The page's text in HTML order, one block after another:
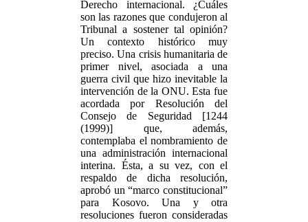
Derecho internacional. ¿Cuáles
son las razones que condujeron al
Tribunal a sostener tal opinión?
Un contexto histórico muy
preciso. Una crisis humanitaria de
primer nivel, asociada a una
guerra civil que hizo inevitable la
intervención de la ONU. Esta fue
acordada por Resolución del
Consejo de Seguridad [1244
(1999)] que, además,
contemplaba el nombramiento de
una administración internacional
interina. Ésta, a su vez, con el
respaldo de dicha resolución,
aprobó un “marco constitucional”
para Kosovo. Una y otra
resoluciones fueron consideradas